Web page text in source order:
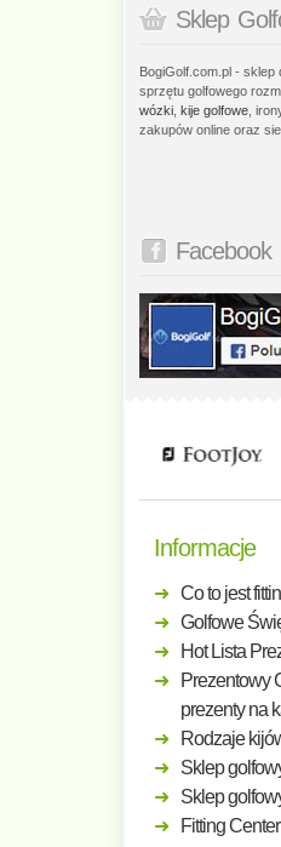
Sklep
BogiGolf.com.pl - sklep
sprzętu golfowego
wózki kije golfowe ,
zakupów online oraz
Facebook
Informacje
Co to jest
Golfowe
Hot Lista
Prezentowy
prezenty na
Rodzaje
Sklep
Sklep
Fitting